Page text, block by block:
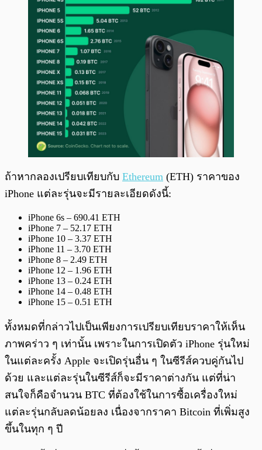
ถ้าหากลองเปรียบเทียบกับ Ethereum (ETH) ราคาของ
iPhone แต่ละรุ่นจะมีรายละเอียดดังนี้:
iPhone 6s – 690.41 ETH
iPhone 7 – 52.17 ETH
iPhone 10 – 3.37 ETH
iPhone 11 – 3.70 ETH
iPhone 8 – 2.49 ETH
iPhone 12 – 1.96 ETH
iPhone 13 – 0.24 ETH
iPhone 14 – 0.48 ETH
iPhone 15 – 0.51 ETH
ทั้งหมดที่กล่าวไปเป็นเพียงการเปรียบเทียบราคาให้เห็น
ภาพคร่าว ๆ เท่านั้น เพราะในการเปิดตัว iPhone รุ่นใหม่
ในแต่ละครั้ง Apple จะเปิดรุ่นอื่น ๆ ในซีรีส์ควบคู่กันไป
ด้วย และแต่ละรุ่นในซีรีส์ก็จะมีราคาต่างกัน แต่ที่น่า
สนใจก็คือจำนวน BTC ที่ต้องใช้ในการซื้อเครื่องใหม่
แต่ละรุ่นกลับลดน้อยลง เนื่องจากราคา Bitcoin ที่เพิ่มสูง
ขึ้นในทุก ๆ ปี